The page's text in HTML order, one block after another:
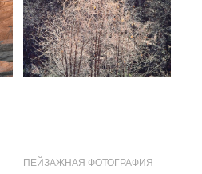
ПЕЙЗАЖНАЯ ФОТОГРАФИЯ